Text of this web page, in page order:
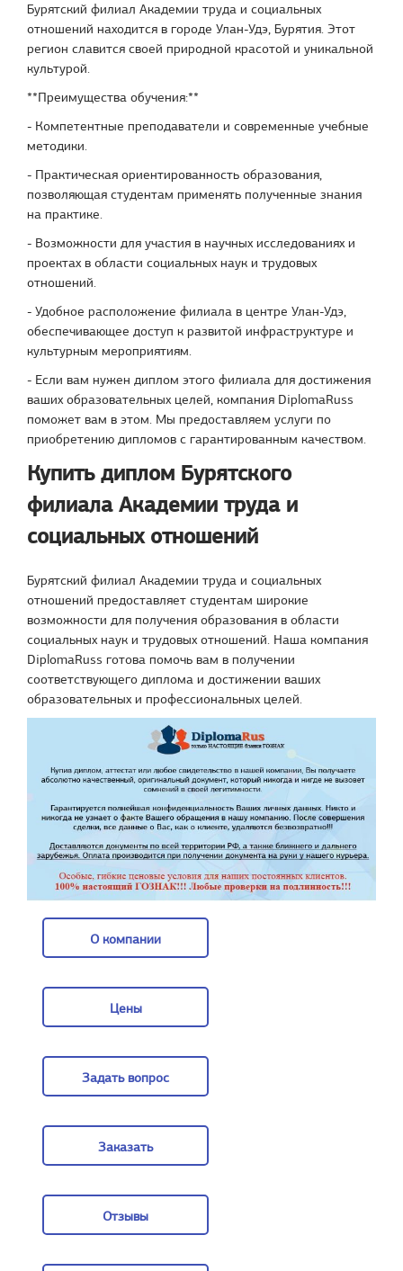
Бурятский филиал Академии труда и социальных
отношений находится в городе Улан-Удэ, Бурятия. Этот
регион славится своей природной красотой и уникальной
культурой.
**Преимущества обучения:**
- Компетентные преподаватели и современные учебные
методики.
- Практическая ориентированность образования,
позволяющая студентам применять полученные знания
на практике.
- Возможности для участия в научных исследованиях и
проектах в области социальных наук и трудовых
отношений.
- Удобное расположение филиала в центре Улан-Удэ,
обеспечивающее доступ к развитой инфраструктуре и
культурным мероприятиям.
- Если вам нужен диплом этого филиала для достижения
ваших образовательных целей, компания DiplomaRuss
поможет вам в этом. Мы предоставляем услуги по
приобретению дипломов с гарантированным качеством.
Купить диплом Бурятского
филиала Академии труда и
социальных отношений
Бурятский филиал Академии труда и социальных
отношений предоставляет студентам широкие
возможности для получения образования в области
социальных наук и трудовых отношений. Наша компания
DiplomaRuss готова помочь вам в получении
соответствующего диплома и достижении ваших
образовательных и профессиональных целей.
О компании
Цены
Задать вопрос
Заказать
Отзывы